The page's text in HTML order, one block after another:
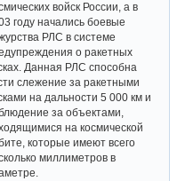
войск России, а в
году начались боевые
РЛС в системе
о ракетных
Данная РЛС способна
слежение за ракетными
на дальности 5 000 км и
за объектами,
на космической
которые имеют всего
миллиметров в